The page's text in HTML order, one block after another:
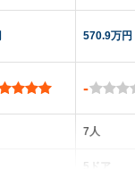
570.9万円
-
7人
5ドア